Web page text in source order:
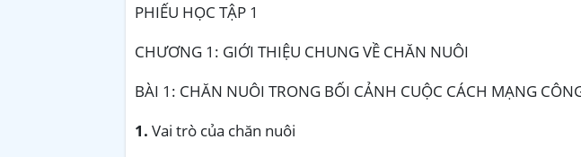
PHIẾU HỌC TẬP 1
CHƯƠNG 1: GIỚI THIỆU CHUNG VỀ CHĂN NUÔI
BÀI 1: CHĂN NUÔI TRONG BỐI CẢNH CUỘC CÁCH MẠNG
1. Vai trò của chăn nuôi